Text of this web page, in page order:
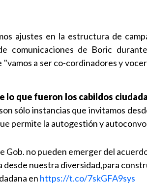
ajustes en la estructura de
comunicaciones de Boric
a ser co-cordinadores y
lo que fueron los cabildos
sólo instancias que invitamos
permite la autogestión y
Gob. no pueden emerger del
desde nuestra diversidad,para
en https://t.co/7skGFA9sys